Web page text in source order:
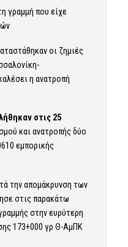
γραμμή που είχε
οι ζημιές
η ανατροπή
στις 25
και ανατροπής δύο
εμπορικής
την απομάκρυνση των
στις παρακάτω
στην ευρύτερη
173+000 γρ Θ-ΑμΠΚ